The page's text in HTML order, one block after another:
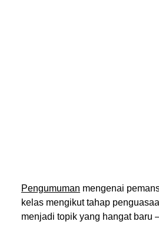
Pengumuman mengenai
kelas mengikut tahap
menjadi topik yang hangat baru